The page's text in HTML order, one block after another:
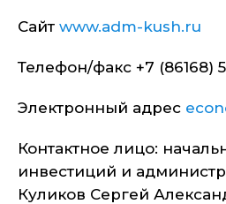
Сайт www.adm-kush.ru
Телефон/факс +7 (86168)
Электронный адрес
Контактное лицо:
инвестиций и
Куликов Сергей